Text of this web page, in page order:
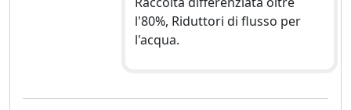
l'80%, Riduttori di flusso per
l'acqua.